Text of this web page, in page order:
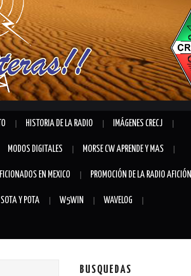
HISTORIA DE LA RADIO IMÁGENES CRECJ
MODOS DIGITALES MORSE CW APRENDE Y MAS
EN MEXICO PROMOCIÓN DE LA RADIO AFICIÓN
SOTA Y POTA W5WIN WAVELOG
BUSQUEDAS